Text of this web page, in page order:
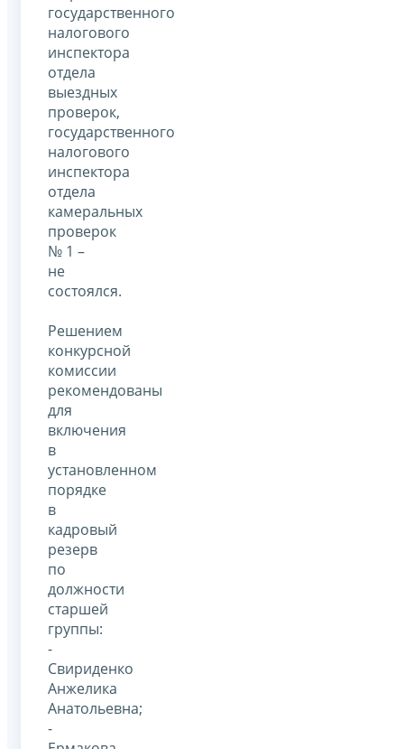
государственного
налогового
инспектора
отдела
выездных
проверок,
государственного
налогового
инспектора
отдела
камеральных
проверок
№ 1 –
не
состоялся.
Решением
конкурсной
комиссии
рекомендованы
для
включения
в
установленном
порядке
в
кадровый
резерв
по
должности
старшей
группы:
-
Свириденко
Анжелика
Анатольевна;
-